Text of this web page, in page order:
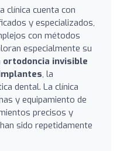
clínica cuenta con
y especializados,
con métodos
especialmente su
ortodoncia invisible
, la
dental. La clínica
y equipamiento de
precisos y
sido repetidamente